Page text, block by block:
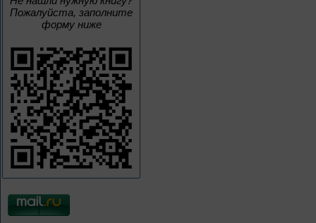
Пожалуйста, заполните
форму ниже